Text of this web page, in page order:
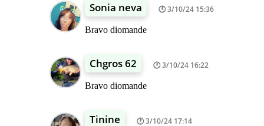
Sonia neva 3/10/24 15:36
Bravo diomande
Chgros 62 3/10/24 16:22
Bravo diomande
Tinine 3/10/24 17:14